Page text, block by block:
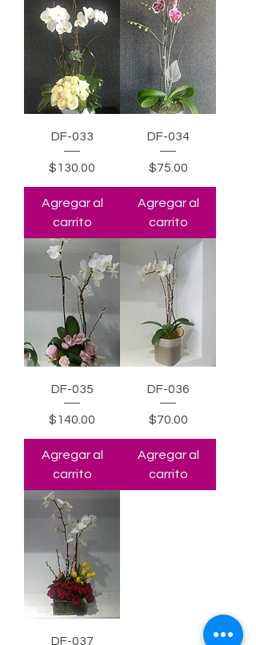
DF-033
Precio
$130.00
Agregar al
carrito
DF-034
Precio
$75.00
Agregar al
carrito
DF-035
Precio
$140.00
Agregar al
carrito
DF-036
Precio
$70.00
Agregar al
carrito
DF-037